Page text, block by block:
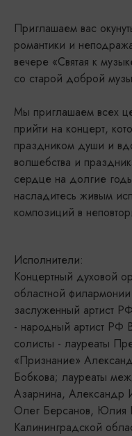
Приглашаем вас
романтики и
вечере «Святая к
со старой доброй
Мы приглашаем всех
прийти на концерт,
праздником души и
волшебства и
сердце на долгие
насладитесь живым
композиций в
Исполнители:
Концертный духовой
областной
заслуженный артист
- народный артист РФ
солисты - лауреаты
«Признание»
Бобкова; лауреаты
Азарнина, Александр
Олег Берсанов, Юлия
Калининградской